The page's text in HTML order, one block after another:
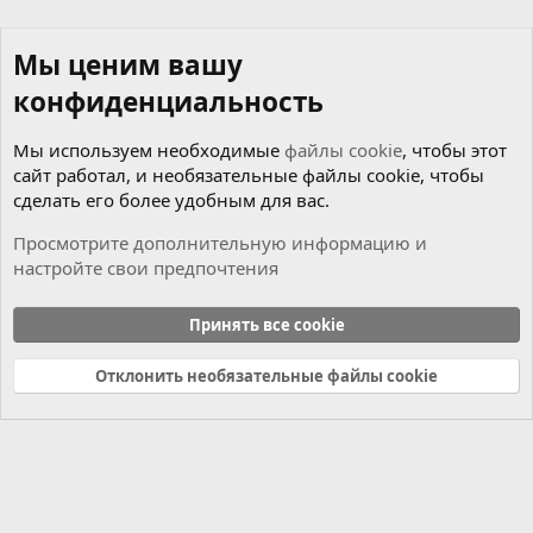
Cookies
Russian (RU)
Связь с нами
Условия и правила
Политика конфиденциальности
Справка Главная
R
Мы ценим вашу
конфиденциальность
Мы используем необходимые файлы cookie, чтобы этот
сайт работал, и необязательные файлы cookie, чтобы
сделать его более удобным для вас.
Просмотрите дополнительную информацию и
настройте свои предпочтения
Принять все cookie
Отклонить необязательные файлы cookie